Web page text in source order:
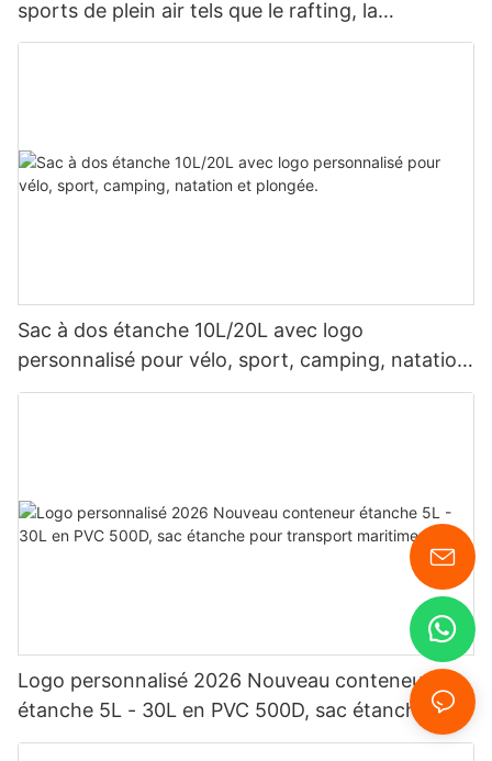
sports de plein air tels que le rafting, la
spéléologie, les voyages quotidiens et les
Sac à dos étanche 10L/20L avec logo
personnalisé pour vélo, sport, camping, natation
et plongée.
Logo personnalisé 2026 Nouveau conteneur
étanche 5L - 30L en PVC 500D, sac étanche
pour transport maritime